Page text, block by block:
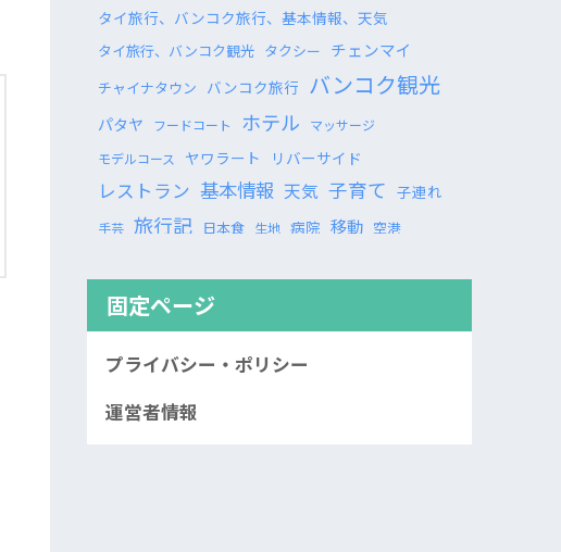
タイ旅行、バンコク旅行、基本情報、天気
タイ旅行、バンコク観光 タクシー チェンマイ
チャイナタウン バンコク旅行 バンコク観光
パタヤ フードコート ホテル
マッサージ
モデルコース
ヤワラート リバーサイド
レストラン 基本情報 天気 子育て 子連れ
手芸 旅行記 日本食 生地 病院 移動 空港
固定ページ
プライバシー・ポリシー
運営者情報